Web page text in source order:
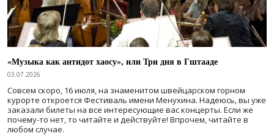
«Музыка как антидот хаосу», или Три дня в Гштааде
03.07.2026
Совсем скоро, 16 июля, на знаменитом швейцарском горном
курорте откроется Фестиваль имени Менухина. Надеюсь, вы уже
заказали билеты на все интересующие вас концерты. Если же
почему-то нет, то читайте и действуйте! Впрочем, читайте в
любом случае.